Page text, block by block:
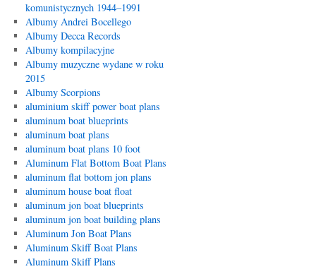
komunistycznych 1944–1991
Albumy Andrei Bocellego
Albumy Decca Records
Albumy kompilacyjne
Albumy muzyczne wydane w roku
2015
Albumy Scorpions
aluminium skiff power boat plans
aluminum boat blueprints
aluminum boat plans
aluminum boat plans 10 foot
Aluminum Flat Bottom Boat Plans
aluminum flat bottom jon plans
aluminum house boat float
aluminum jon boat blueprints
aluminum jon boat building plans
Aluminum Jon Boat Plans
Aluminum Skiff Boat Plans
Aluminum Skiff Plans